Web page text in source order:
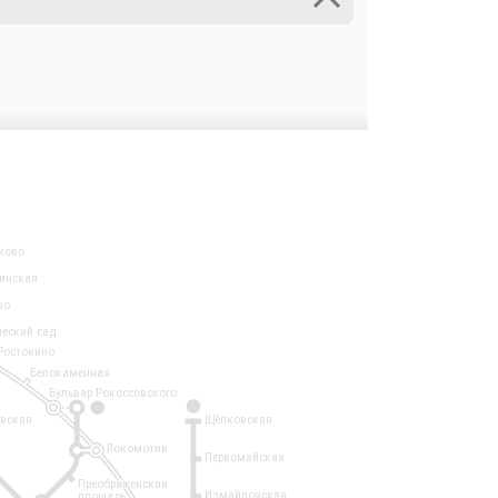
1
Локомотив
сад
Белокаменная
Щёлковская
Первомайская
Измайловская
Бульвар Рокоссовского
Преображенская